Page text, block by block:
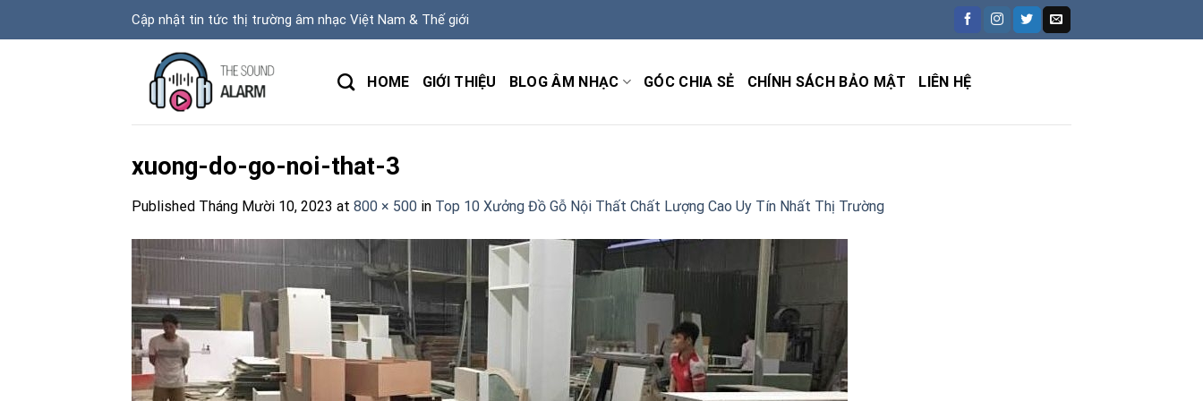
Cập nhật tin tức thị trường âm nhạc Việt Nam & Thế giới
HOME GIỚI THIỆU BLOG ÂM NHẠC GÓC CHIA SẺ CHÍNH SÁCH BẢO MẬT LIÊN HỆ
xuong-do-go-noi-that-3
Published Tháng Mười 10, 2023 at 800 × 500 in Top 10 Xưởng Đồ Gỗ Nội Thất Chất Lượng Cao Uy Tín Nhất Thị Trường